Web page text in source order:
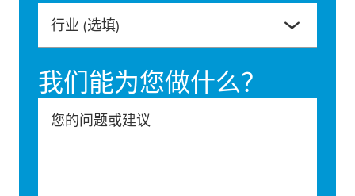
行业 (选填)
我们能为您做什么？
您的问题或建议